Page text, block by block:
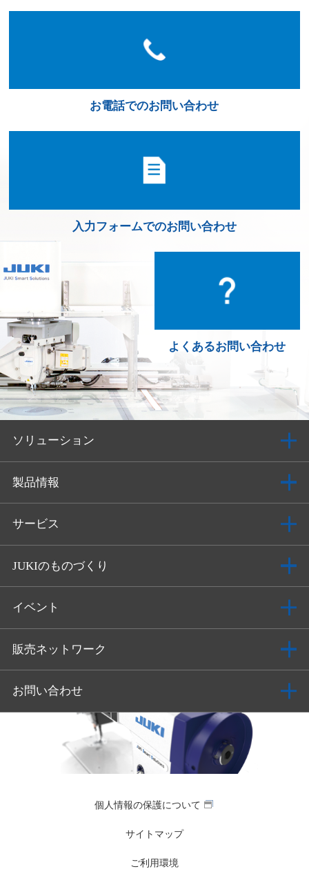
お電話でのお問い合わせ
入力フォームでのお問い合わせ
よくあるお問い合わせ
ソリューション
製品情報
サービス
JUKIのものづくり
イベント
販売ネットワーク
お問い合わせ
個人情報の保護について
サイトマップ
ご利用環境